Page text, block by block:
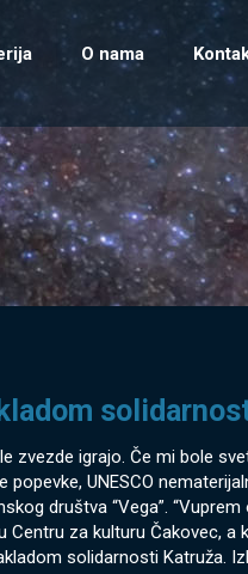
O nama
zvezde igrajo. Če mi bole
UNESCO
društva “Vega”.
Centru za kulturu Čakovec,
solidarnosti Katruža.